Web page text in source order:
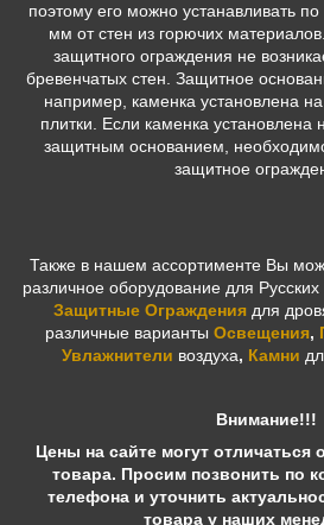
поэтому его можно устанавливать по
мм от стен из горючих
защитного ограждения не
бревенчатых стен. Защитное
например, каменка установлена
плитки. Если каменка установлена
защитным основанием,
защитное
Также в нашем ассортименте Вы
различное оборудование для Русских
Защитные Ограждения для
различные варианты Освещения,
Увлажнители воздуха, Камни
Внимание!!!
Цены на сайте могут отличаться
товара. Просим позвонить по
телефона и уточнить
товара у наших